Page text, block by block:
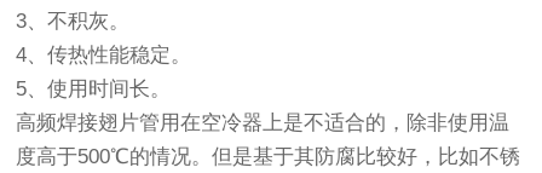
3、不积灰。
4、传热性能稳定。
5、使用时间长。
高频焊接翅片管用在空冷器上是不适合的，除非使用温
度高于500℃的情况。但是基于其防腐比较好，比如不锈